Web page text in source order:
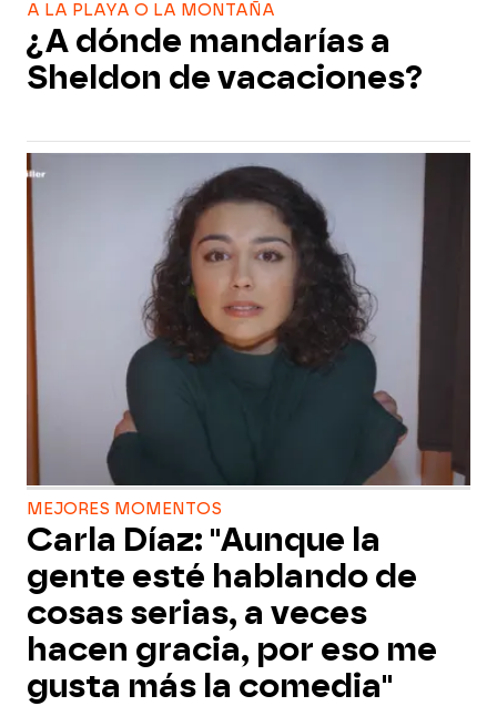
A LA PLAYA O LA MONTAÑA
¿A dónde mandarías a
Sheldon de vacaciones?
MEJORES MOMENTOS
Carla Díaz: "Aunque la
gente esté hablando de
cosas serias, a veces
hacen gracia, por eso me
gusta más la comedia"